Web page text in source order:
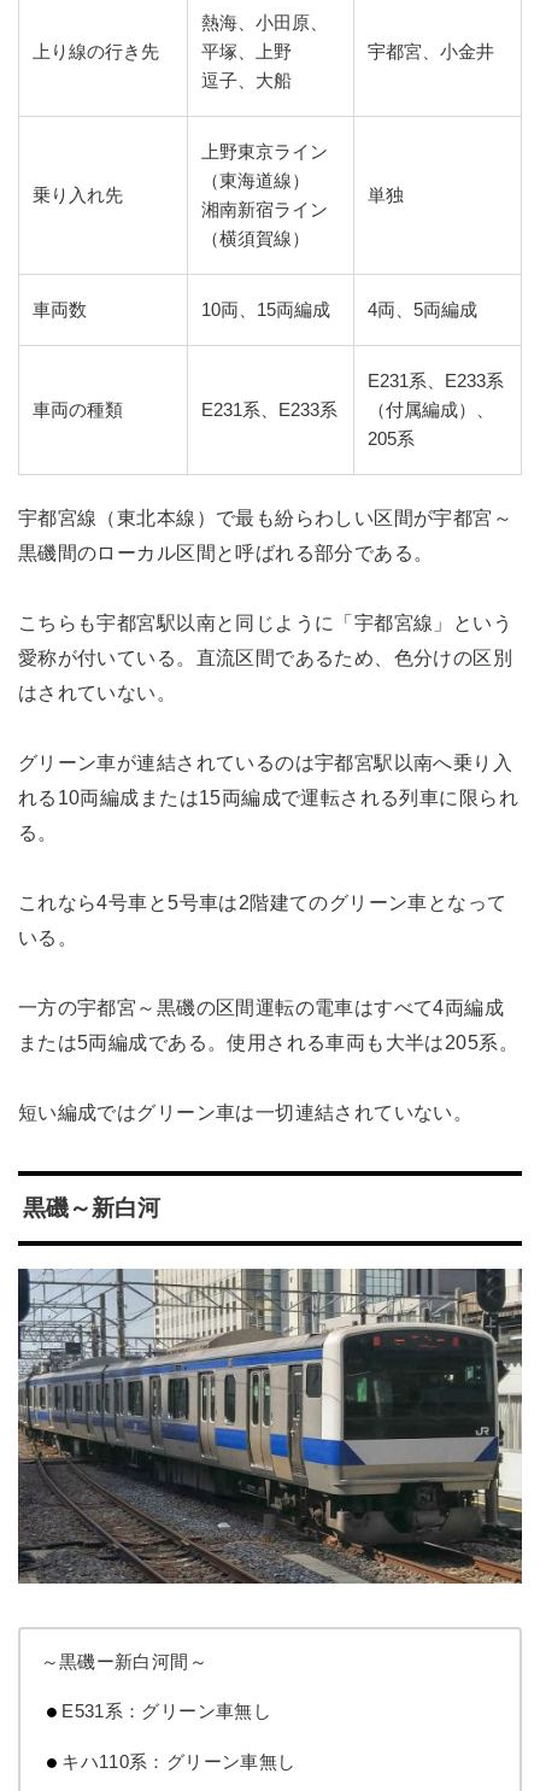
上り線の行き先
熱海、小田原、
平塚、上野
逗子、大船
宇都宮、小金井
乗り入れ先
上野東京ライン
（東海道線）
湘南新宿ライン
（横須賀線）
単独
車両数 10両、15両編成 4両、5両編成
車両の種類 E231系、E233系
E231系、E233系
（付属編成）、
205系
宇都宮線（東北本線）で最も紛らわしい区間が宇都宮～
黒磯間のローカル区間と呼ばれる部分である。
こちらも宇都宮駅以南と同じように「宇都宮線」という
愛称が付いている。直流区間であるため、色分けの区別
はされていない。
グリーン車が連結されているのは宇都宮駅以南へ乗り入
れる10両編成または15両編成で運転される列車に限られ
る。
これなら4号車と5号車は2階建てのグリーン車となって
いる。
一方の宇都宮～黒磯の区間運転の電車はすべて4両編成
または5両編成である。使用される車両も大半は205系。
短い編成ではグリーン車は一切連結されていない。
黒磯～新白河
～黒磯ー新白河間～
E531系：グリーン車無し
キハ110系：グリーン車無し